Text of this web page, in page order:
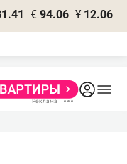
€ 94.06 ¥ 12.06